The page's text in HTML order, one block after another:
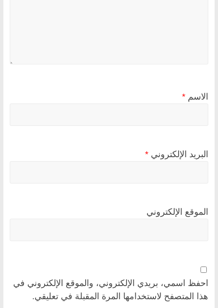
الاسم *
البريد الإلكتروني *
الموقع الإلكتروني
احفظ اسمي، بريدي الإلكتروني، والموقع الإلكتروني في
هذا المتصفح لاستخدامها المرة المقبلة في تعليقي.